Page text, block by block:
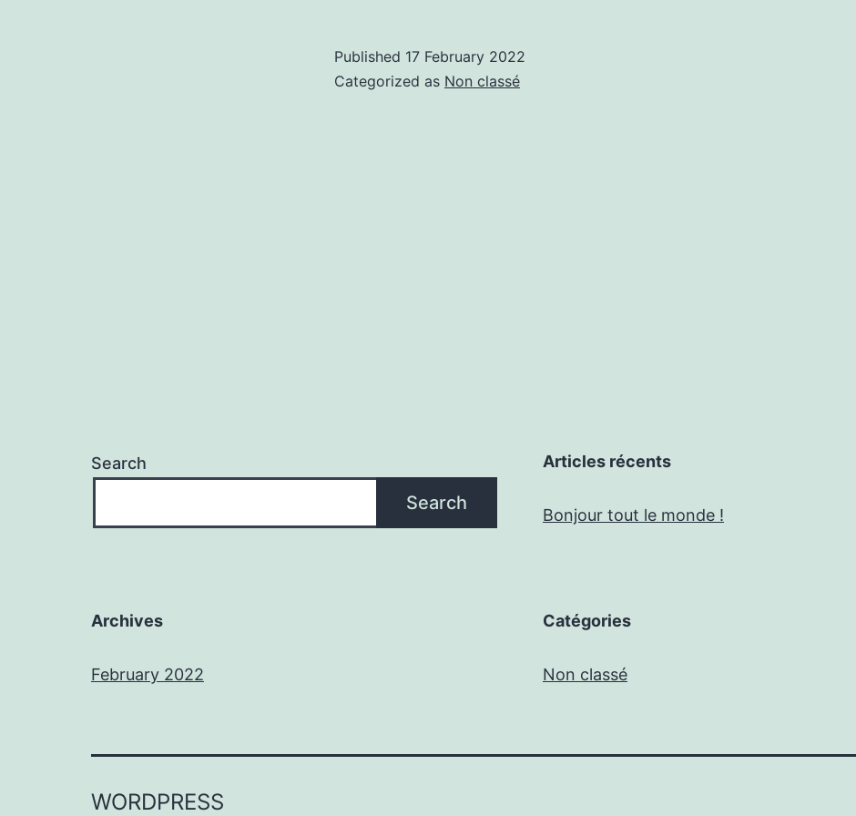
Published 17 February 2022
Categorized as Non classé
Search
Search
Articles récents
Bonjour tout le monde !
Archives
February 2022
Catégories
Non classé
WORDPRESS